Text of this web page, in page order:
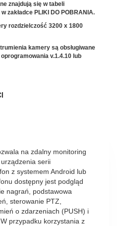
znajdują się w tabeli
zakładce PLIKI DO POBRANIA.
rozdzielczość 3200 x 1800
kamery są obsługiwane
v.1.4.10 lub
na zdalny monitoring
serii
z systemem Android lub
dostępny jest podgląd
nagrań, podstawowa
sterowanie PTZ,
o zdarzeniach (PUSH) i
przypadku korzystania z